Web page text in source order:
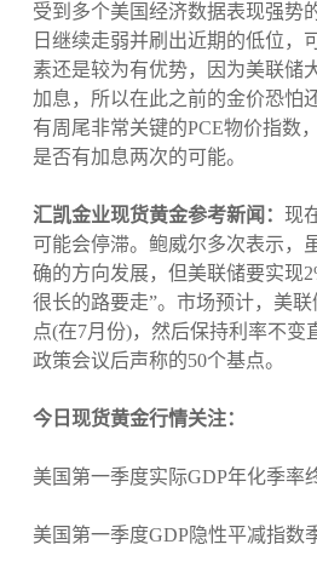
受到多个美国经济数据表现强势
日继续走弱并刷出近期的低位，
素还是较为有优势，因为美联储
加息，所以在此之前的金价恐怕
有周尾非常关键的PCE物价指数
是否有加息两次的可能。
汇凯金业现货黄金参考新闻： 现
可能会停滞。鲍威尔多次表示，
确的方向发展，但美联储要实现
很长的路要走”。市场预计，美
点(在7月份)，然后保持利率不变
政策会议后声称的50个基点。
今日现货黄金行情关注：
美国第一季度实际GDP年化季率
美国第一季度GDP隐性平减指数